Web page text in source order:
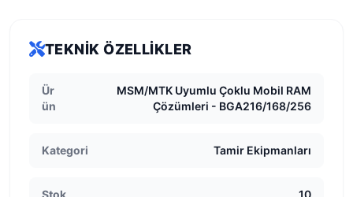
TEKNIK ÖZELLIKLER
Ür
ün
MSM/MTK Uyumlu Çoklu Mobil RAM
Çözümleri - BGA216/168/256
Kategori Tamir Ekipmanları
Stok 10